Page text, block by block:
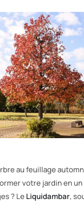
au feuillage
votre jardin en
? LeLiquidambar,